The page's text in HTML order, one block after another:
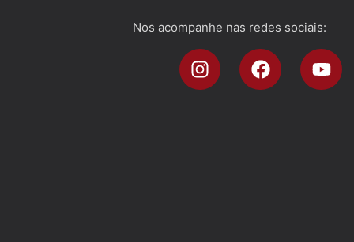
Nos acompanhe nas redes sociais: